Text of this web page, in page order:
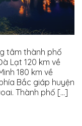
tâm thành phố
Lạt 120 km về
180 km về
Bắc giáp huyện
Thành phố [...]